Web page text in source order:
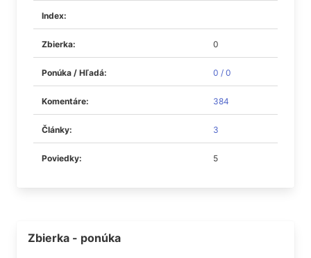
Index:
Zbierka: 0
Ponúka / Hľadá: 0 / 0
Komentáre: 384
Články: 3
Poviedky: 5
Zbierka - ponúka